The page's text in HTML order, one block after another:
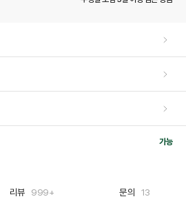
가능
리뷰 999+ 문의 13